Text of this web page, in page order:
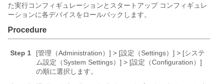
た実行コンフィギュレーションとスタートアップ コンフィギュレ
ーションに各デバイスをロールバックします。
Procedure
Step 1
[管理（Administration）] > [設定（Settings）] > [システ
ム設定（System Settings）] > [設定（Configuration）]
の順に選択します。